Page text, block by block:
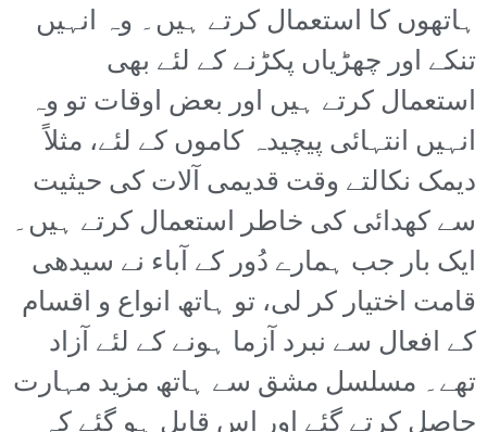
ہاتھوں کا استعمال کرتے ہیں۔ وہ انہیں
تنکے اور چھڑیاں پکڑنے کے لئے بھی
استعمال کرتے ہیں اور بعض اوقات تو وہ
انہیں انتہائی پیچیدہ کاموں کے لئے، مثلاً
دیمک نکالتے وقت قدیمی آلات کی حیثیت
سے کھدائی کی خاطر استعمال کرتے ہیں۔
ایک بار جب ہمارے دُور کے آباء نے سیدھی
قامت اختیار کر لی، تو ہاتھ انواع و اقسام
کے افعال سے نبرد آزما ہونے کے لئے آزاد
تھے۔ مسلسل مشق سے ہاتھ مزید مہارت